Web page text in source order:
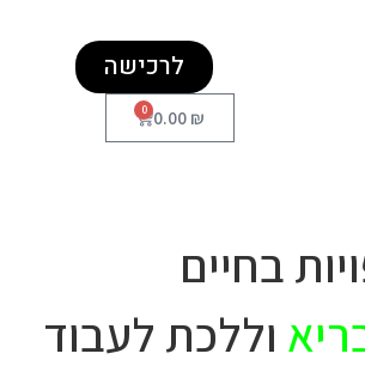
לרכישה
0.00 ₪
0
בחיים
וללכת לעבוד